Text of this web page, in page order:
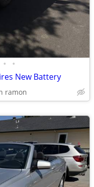
• •
New Battery
ramon